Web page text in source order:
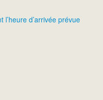
d’arrivée prévue